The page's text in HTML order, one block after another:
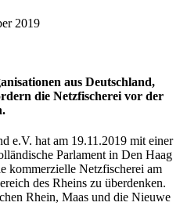
2019
aus Deutschland,
die Netzfischerei vor der
e.V. hat am 19.11.2019 mit einer
Parlament in Den Haag
kommerzielle Netzfischerei am
des Rheins zu überdenken.
Rhein, Maas und die Nieuwe